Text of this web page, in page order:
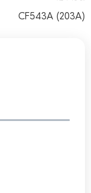
CF543A (203A)